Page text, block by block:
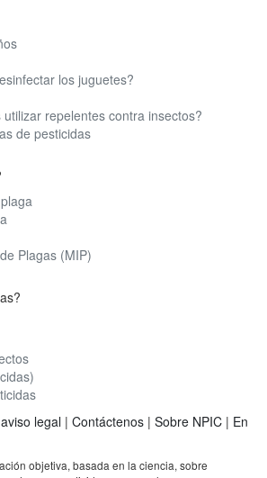
los juguetes?
repelentes contra insectos?
de pesticidas
Plagas (MIP)
aviso legal | Contáctenos | Sobre NPIC | En
objetiva, basada en la ciencia, sobre